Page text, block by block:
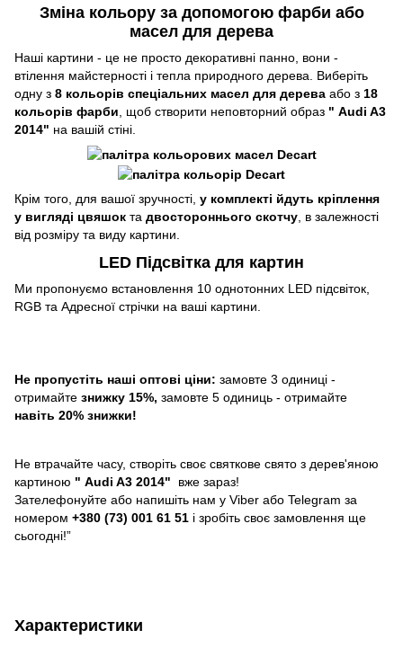
Зміна кольору за допомогою фарби або
масел для дерева
Наші картини - це не просто декоративні панно, вони -
втілення майстерності і тепла природного дерева. Виберіть
одну з 8 кольорів спеціальних масел для дерева або з 18
кольорів фарби , щоб створити неповторний образ " Audi A3
2014" на вашій стіні.
Крім того, для вашої зручності, у комплекті йдуть кріплення
у вигляді цвяшок та двостороннього скотчу , в залежності
від розміру та виду картини.
LED Підсвітка для картин
Ми пропонуємо встановлення 10 однотонних LED підсвіток,
RGB та Адресної стрічки на ваші картини.
Не пропустіть наші оптові ціни: замовте 3 одиниці -
отримайте знижку 15%, замовте 5 одиниць - отримайте
навіть 20% знижки!
Не втрачайте часу, створіть своє святкове свято з дерев'яною
картиною " Audi A3 2014" вже зараз!
Зателефонуйте або напишіть нам у Viber або Telegram за
номером +380 (73) 001 61 51 і зробіть своє замовлення ще
сьогодні!”
Характеристики